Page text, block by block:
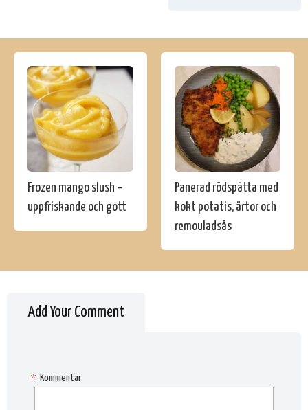
Frozen mango slush –
uppfriskande och gott
Panerad rödspätta med
kokt potatis, ärtor och
remouladsås
Add Your Comment
Kommentar
*